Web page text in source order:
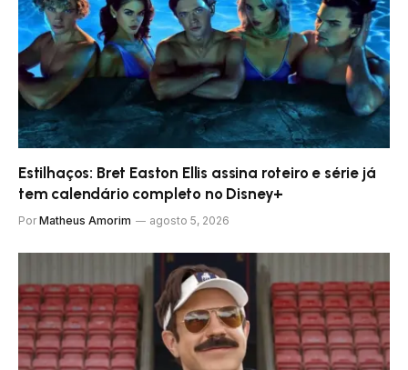
Estilhaços: Bret Easton Ellis assina roteiro e série já
tem calendário completo no Disney+
Por Matheus Amorim agosto 5, 2026